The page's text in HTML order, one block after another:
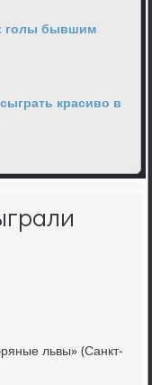
голы бывшим
красиво в
львы» (Санкт-